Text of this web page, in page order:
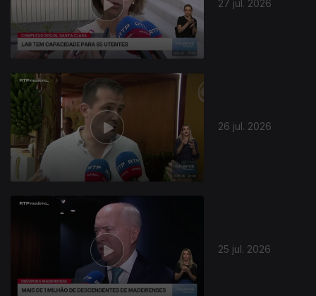
27 jul. 2026
26 jul. 2026
25 jul. 2026